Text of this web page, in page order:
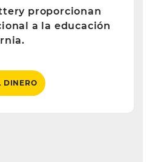
proporcionan
a la educación
DINERO